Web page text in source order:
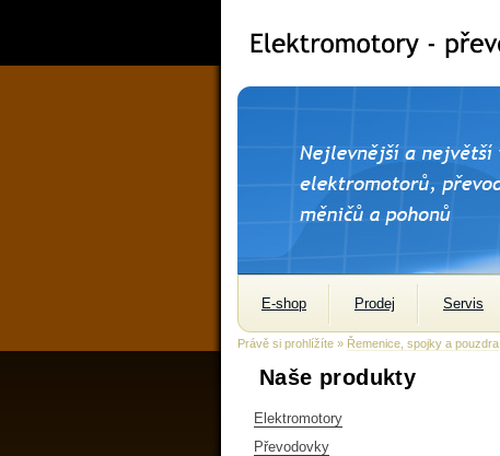
E-shop Prodej Servis
Právě si prohlížíte » Řemenice, spojky a pouzdra
Naše produkty
Elektromotory
Převodovky